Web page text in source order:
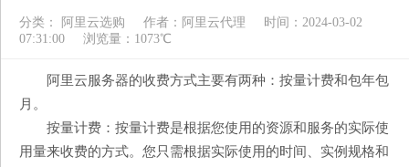
分类： 阿里云选购 作者： 阿里云代理
时间：2024-03-02
07:31:00
浏览量：1073℃
阿里云服务器的收费方式主要有两种：按量计费和包年包
月。
按量计费：按量计费是根据您使用的资源和服务的实际使
用量来收费的方式。您只需根据实际使用的时间、实例规格和